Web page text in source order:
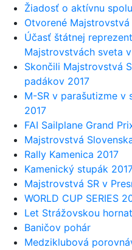
Žiadosť o aktívnu
Otvorené
Účasť štátnej
Majstrovstvách sveta
Skončili Majstrovstvá
padákov 2017
M-SR v parašutizme
2017
FAI Sailplane Grand
Majstrovstvá
Rally Kamenica 2017
Kamenický stupák
Majstrovstvá SR v
WORLD CUP SERIES
Let Strážovskou
Baničov pohár
Medziklubová